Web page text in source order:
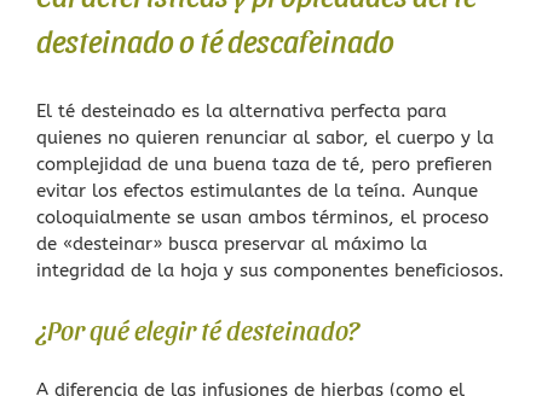
desteinado o té descafeinado
El té desteinado es la alternativa perfecta para
quienes no quieren renunciar al sabor, el cuerpo y la
complejidad de una buena taza de té, pero prefieren
evitar los efectos estimulantes de la teína. Aunque
coloquialmente se usan ambos términos, el proceso
de «desteinar» busca preservar al máximo la
integridad de la hoja y sus componentes beneficiosos.
¿Por qué elegir té desteinado?
A diferencia de las infusiones de hierbas (como el